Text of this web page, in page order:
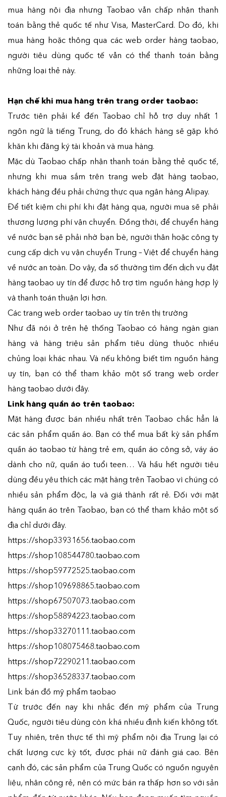
mua hàng nội địa nhưng Taobao vẫn chấp nhận thanh
toán bằng thẻ quốc tế như Visa, MasterCard. Do đó, khi
mua hàng hoặc thông qua các web order hàng taobao,
người tiêu dùng quốc tế vẫn có thể thanh toán bằng
những loại thẻ này.
Hạn chế khi mua hàng trên trang order taobao:
Trước tiên phải kể đến Taobao chỉ hỗ trợ duy nhất 1
ngôn ngữ là tiếng Trung, do đó khách hàng sẽ gặp khó
khăn khi đăng ký tài khoản và mua hàng.
Mặc dù Taobao chấp nhận thanh toán bằng thẻ quốc tế,
nhưng khi mua sắm trên trang web đặt hàng taobao,
khách hàng đều phải chứng thực qua ngân hàng Alipay.
Để tiết kiệm chi phí khi đặt hàng qua, người mua sẽ phải
thương lượng phí vận chuyển. Đồng thời, để chuyển hàng
về nước bạn sẽ phải nhờ bạn bè, người thân hoặc công ty
cung cấp dịch vụ vận chuyển Trung – Việt để chuyển hàng
về nước an toàn. Do vậy, đa số thường tìm đến dịch vụ đặt
hàng taobao uy tín để được hỗ trợ tìm nguồn hàng hợp lý
và thanh toán thuận lợi hơn.
Các trang web order taobao uy tín trên thị trường
Như đã nói ở trên hệ thống Taobao có hàng ngàn gian
hàng và hàng triệu sản phẩm tiêu dùng thuộc nhiều
chủng loại khác nhau. Và nếu không biết tìm nguồn hàng
uy tín, bạn có thể tham khảo một số trang web order
hàng taobao dưới đây.
Link hàng quần áo trên taobao:
Mặt hàng được bán nhiều nhất trên Taobao chắc hẳn là
các sản phẩm quần áo. Bạn có thể mua bất kỳ sản phẩm
quần áo taobao từ hàng trẻ em, quần áo công sở, váy áo
dành cho nữ, quần áo tuổi teen… Và hầu hết người tiêu
dùng đều yêu thích các mặt hàng trên Taobao vì chúng có
nhiều sản phẩm độc, lạ và giá thành rất rẻ. Đối với mặt
hàng quần áo trên Taobao, bạn có thể tham khảo một số
địa chỉ dưới đây.
https://shop33931656.taobao.com
https://shop108544780.taobao.com
https://shop59772525.taobao.com
https://shop109698865.taobao.com
https://shop67507073.taobao.com
https://shop58894223.taobao.com
https://shop33270111.taobao.com
https://shop108075468.taobao.com
https://shop72290211.taobao.com
https://shop36528337.taobao.com
Link bán đồ mỹ phẩm taobao
Từ trước đến nay khi nhắc đến mỹ phẩm của Trung
Quốc, người tiêu dùng còn khá nhiều định kiến không tốt.
Tuy nhiên, trên thực tế thì mỹ phẩm nội địa Trung lại có
chất lượng cực kỳ tốt, được phái nữ đánh giá cao. Bên
cạnh đó, các sản phẩm của Trung Quốc có nguồn nguyên
liệu, nhân công rẻ, nên có mức bán ra thấp hơn so với sản